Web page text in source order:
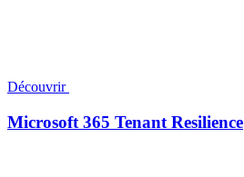
Découvrir
Microsoft 365 Tenant Resilience